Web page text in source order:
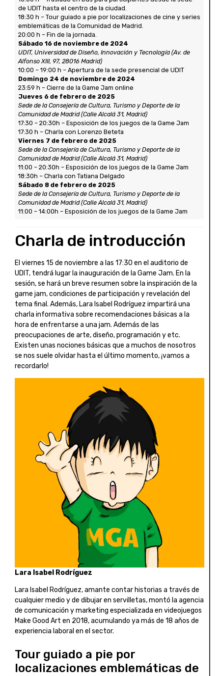
de UDIT hasta el centro de la ciudad.
18:30 h – Tour guiado a pie por localizaciones de cine y series
emblemáticas de la Comunidad de Madrid.
20:00 h – Fin de la jornada.
Sábado 16 de noviembre de 2024
UDIT, Universidad de Diseño, Innovación y Tecnología (Av. de
Alfonso XIII, 97, 28016 Madrid)
10:00 – 19:00 h – Apertura de la sede presencial de UDIT
Domingo 24 de noviembre de 2024
23:59 h – Cierre de la Game Jam online
Jueves 6 de febrero de 2025
Sede de la Consejería de Cultura, Turismo y Deporte de la
Comunidad de Madrid (Calle Alcalá 31, Madrid)
17:30 – 20:30h – Esposición de los juegos de la Game Jam
17:30 h – Charla con Lorenzo Beteta
Viernes 7 de febrero de 2025
Sede de la Consejería de Cultura, Turismo y Deporte de la
Comunidad de Madrid (Calle Alcalá 31, Madrid)
11:00 – 20:30h – Esposición de los juegos de la Game Jam
18:30h – Charla con Tatiana Delgado
Sábado 8 de febrero de 2025
Sede de la Consejería de Cultura, Turismo y Deporte de la
Comunidad de Madrid (Calle Alcalá 31, Madrid)
11:00 – 14:00h – Esposición de los juegos de la Game Jam
Charla de introducción
El viernes 15 de noviembre a las 17:30 en el auditorio de
UDIT, tendrá lugar la inauguración de la Game Jam. En la
sesión, se hará un breve resumen sobre la inspiración de la
game jam, condiciones de participación y revelación del
tema final. Además, Lara Isabel Rodríguez impartirá una
charla informativa sobre recomendaciones básicas a la
hora de enfrentarse a una jam. Además de las
preocupaciones de arte, diseño, programación y etc.
Existen unas nociones básicas que a muchos de nosotros
se nos suele olvidar hasta el último momento, ¡vamos a
recordarlo!
Lara Isabel Rodríguez
Lara Isabel Rodríguez, amante contar historias a través de
cualquier medio y de dibujar en servilletas, montó la agencia
de comunicación y marketing especializada en videojuegos
Make Good Art en 2018, acumulando ya más de 18 años de
experiencia laboral en el sector.
Tour guiado a pie por
localizaciones emblemáticas de